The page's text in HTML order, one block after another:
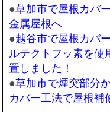
●草加市で屋根カバ
金属屋根へ
●越谷市で屋根カバ
ルテクトフッ素を使
置しました！
●草加市で煙突部分
カバー工法で屋根補